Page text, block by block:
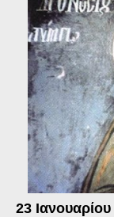
23 Ιανουαρίου